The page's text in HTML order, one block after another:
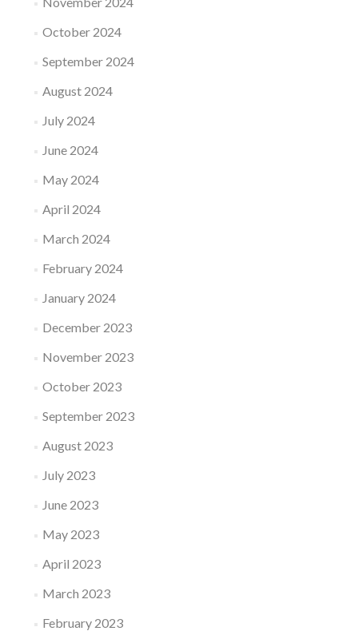
October 2024
September 2024
August 2024
July 2024
June 2024
May 2024
April 2024
March 2024
February 2024
January 2024
December 2023
November 2023
October 2023
September 2023
August 2023
July 2023
June 2023
May 2023
April 2023
March 2023
February 2023